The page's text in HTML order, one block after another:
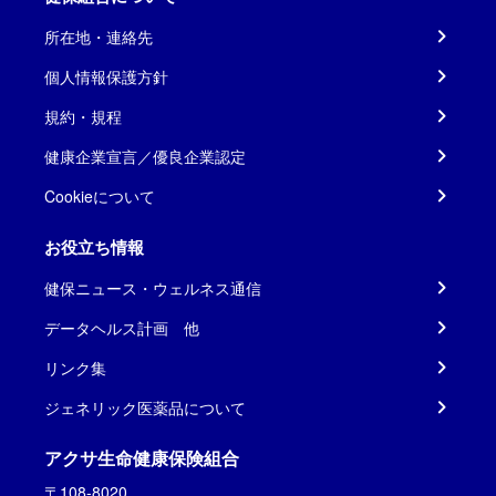
所在地・連絡先
個人情報保護方針
規約・規程
健康企業宣言／優良企業認定
Cookieについて
お役立ち情報
健保ニュース・ウェルネス通信
データヘルス計画 他
リンク集
ジェネリック医薬品について
アクサ生命健康保険組合
〒108-8020